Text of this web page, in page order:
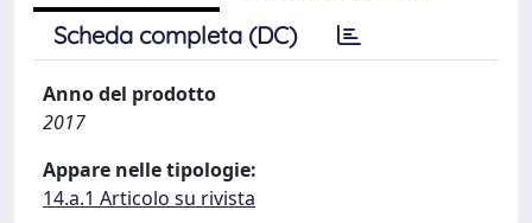
Scheda completa (DC)
Anno del prodotto
2017
Appare nelle tipologie:
14.a.1 Articolo su rivista